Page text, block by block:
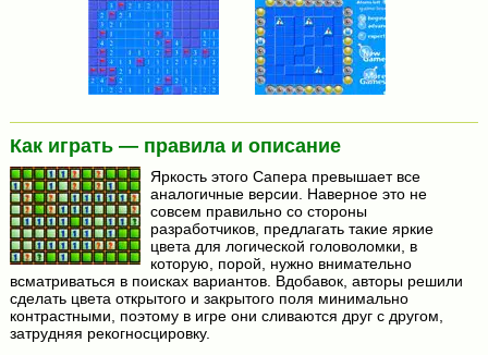
Как играть — правила и описание
Яркость этого Сапера превышает все
аналогичные версии. Наверное это не
совсем правильно со стороны
разработчиков, предлагать такие яркие
цвета для логической головоломки, в
которую, порой, нужно внимательно
всматриваться в поисках вариантов. Вдобавок, авторы решили
сделать цвета открытого и закрытого поля минимально
контрастными, поэтому в игре они сливаются друг с другом,
затрудняя рекогносцировку.